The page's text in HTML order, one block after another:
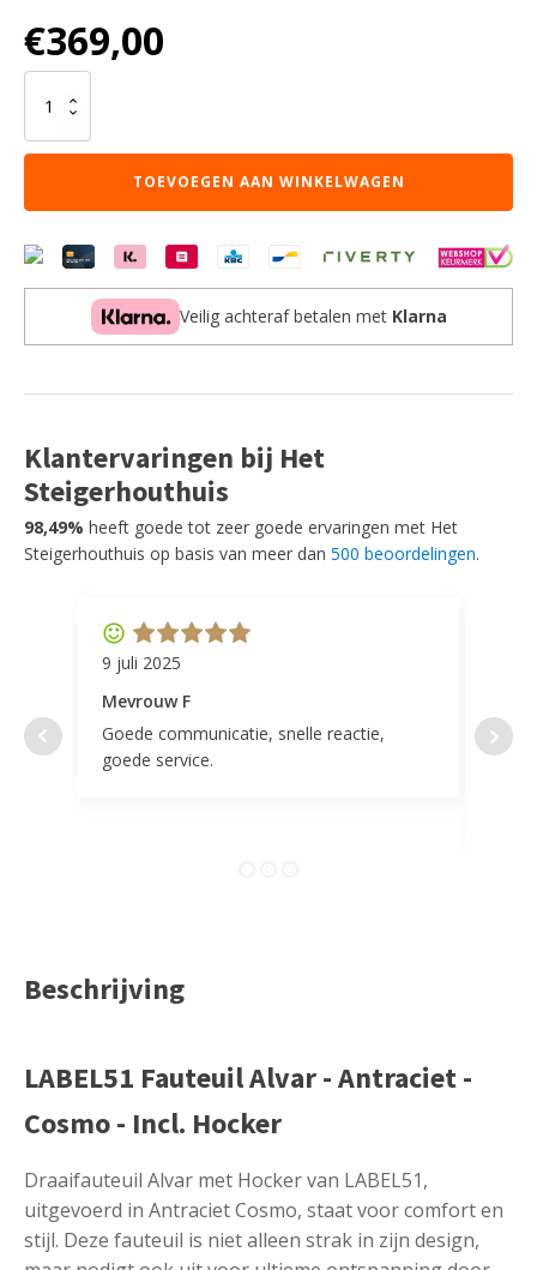
€369,00
Fauteuil
Alvar
-
-
-
TOEVOEGEN AAN WINKELWAGEN
Veilig achteraf betalen met Klarna
Klantervaringen bij Het
Steigerhouthuis
98,49% heeft goede tot zeer goede ervaringen met Het
Steigerhouthuis op basis van meer dan 500 beoordelingen.
9 juli 2025
Mevrouw F
Goede communicatie, snelle reactie,
goede service.
door
Beschrijving
LABEL51 Fauteuil Alvar - Antraciet -
Cosmo - Incl. Hocker
Draaifauteuil Alvar met Hocker van LABEL51,
uitgevoerd in Antraciet Cosmo, staat voor comfort en
stijl. Deze fauteuil is niet alleen strak in zijn design,